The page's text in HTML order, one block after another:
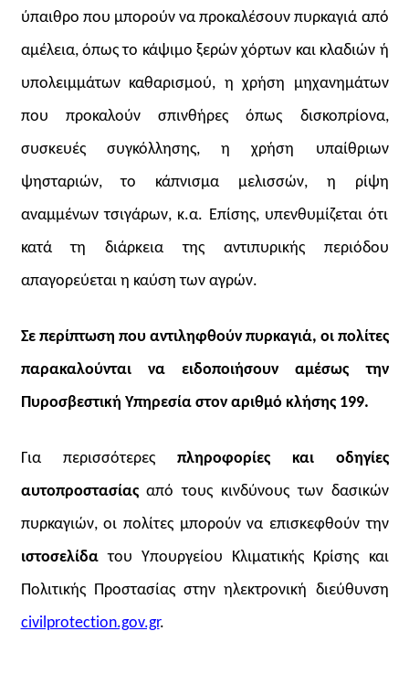
ύπαιθρο που μπορούν να προκαλέσουν πυρκαγιά από
αμέλεια, όπως το κάψιμο ξερών χόρτων και κλαδιών ή
υπολειμμάτων καθαρισμού, η χρήση μηχανημάτων
που προκαλούν σπινθήρες όπως δισκοπρίονα,
συσκευές συγκόλλησης, η χρήση υπαίθριων
ψησταριών, το κάπνισμα μελισσών, η ρίψη
αναμμένων τσιγάρων, κ.α. Επίσης, υπενθυμίζεται ότι
κατά τη διάρκεια της αντιπυρικής περιόδου
απαγορεύεται η καύση των αγρών.
Σε περίπτωση που αντιληφθούν πυρκαγιά, οι πολίτες
παρακαλούνται να ειδοποιήσουν αμέσως την
Πυροσβεστική Υπηρεσία στον αριθμό κλήσης 199.
Για περισσότερες πληροφορίες και οδηγίες
αυτοπροστασίαςαπό τους κινδύνους των δασικών
πυρκαγιών, οι πολίτες μπορούν να επισκεφθούν την
ιστοσελίδατου Υπουργείου Κλιματικής Κρίσης και
Πολιτικής Προστασίας στην ηλεκτρονική διεύθυνση
civilprotection.gov.gr.